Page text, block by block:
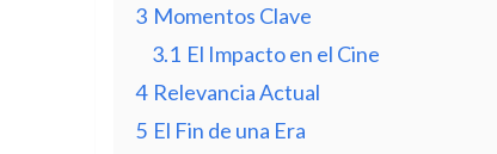
3 Momentos Clave
3.1 El Impacto en el Cine
4 Relevancia Actual
5 El Fin de una Era